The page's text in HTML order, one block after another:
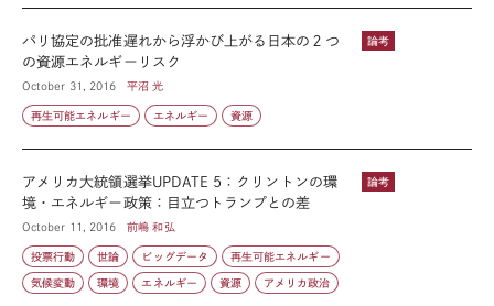
論考
パリ協定の批准遅れから浮かび上がる日本の２つ
の資源エネルギーリスク
October 31, 2016 平沼 光
再生可能エネルギー エネルギー 資源
論考
アメリカ大統領選挙UPDATE 5：クリントンの環
境・エネルギー政策：目立つトランプとの差
October 11, 2016 前嶋 和弘
投票行動 世論 ビッグデータ 再生可能エネルギー
気候変動 環境 エネルギー 資源 アメリカ政治